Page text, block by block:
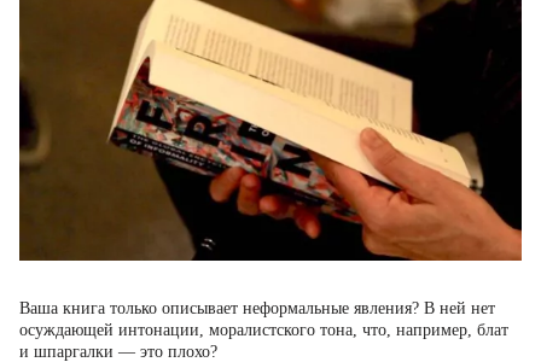
Ваша книга только описывает неформальные явления? В ней нет
осуждающей интонации, моралистского тона, что, например, блат
и шпаргалки — это плохо?